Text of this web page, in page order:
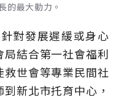
的最大動力。
對發展遲緩或身心
結合第一社會福利
世會等專業民間社
新北市托育中心，